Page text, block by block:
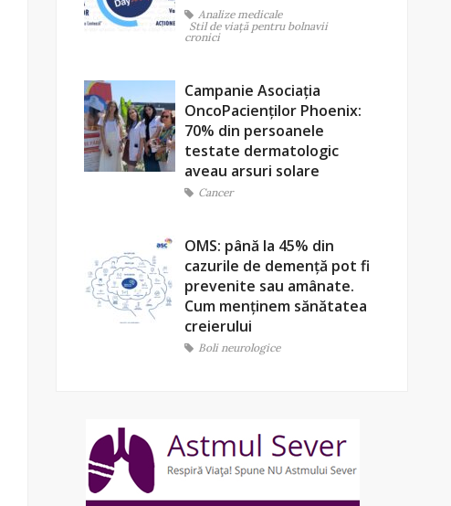
Analize medicale
Stil de viaţă pentru bolnavii
cronici
Campanie Asociația
OncoPacienților Phoenix:
70% din persoanele
testate dermatologic
aveau arsuri solare
Cancer
OMS: până la 45% din
cazurile de demență pot fi
prevenite sau amânate.
Cum menținem sănătatea
creierului
Boli neurologice